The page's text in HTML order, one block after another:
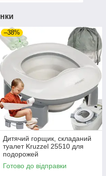
–38%
Дитячий горщик, складаний
туалет Kruzzel 25510 для
подорожей
Готово до відправки